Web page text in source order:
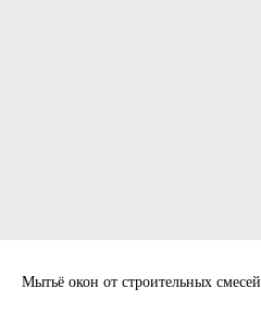
Мытьё окон от строительных смесей